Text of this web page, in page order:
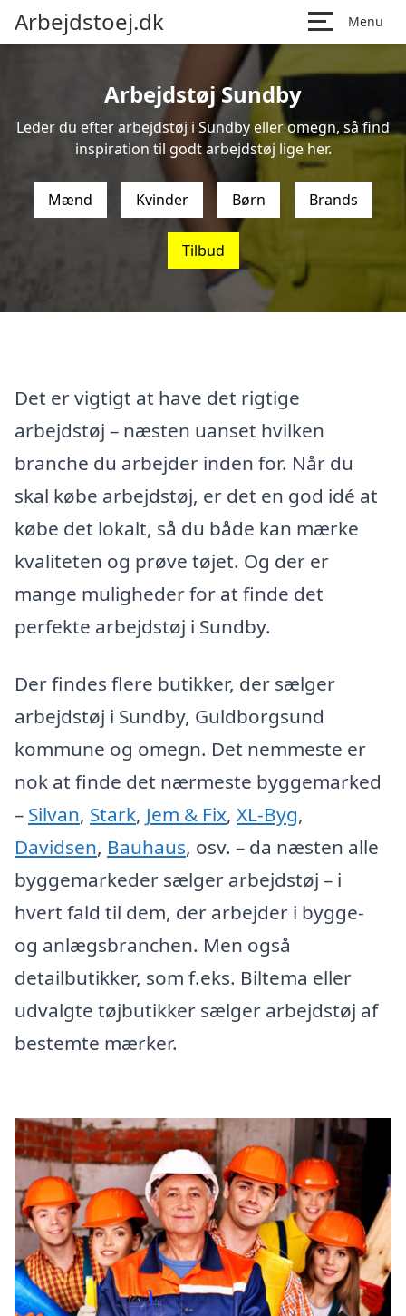
Arbejdstoej.dk Menu
Arbejdstøj Sundby
Leder du efter arbejdstøj i Sundby eller omegn, så find
inspiration til godt arbejdstøj lige her.
Mænd Kvinder Børn Brands
Tilbud
Det er vigtigt at have det rigtige
arbejdstøj – næsten uanset hvilken
branche du arbejder inden for. Når du
skal købe arbejdstøj, er det en god idé at
købe det lokalt, så du både kan mærke
kvaliteten og prøve tøjet. Og der er
mange muligheder for at finde det
perfekte arbejdstøj i Sundby.
Der findes flere butikker, der sælger
arbejdstøj i Sundby, Guldborgsund
kommune og omegn. Det nemmeste er
nok at finde det nærmeste byggemarked
– Silvan, Stark, Jem & Fix, XL-Byg,
Davidsen, Bauhaus, osv. – da næsten alle
byggemarkeder sælger arbejdstøj – i
hvert fald til dem, der arbejder i bygge-
og anlægsbranchen. Men også
detailbutikker, som f.eks. Biltema eller
udvalgte tøjbutikker sælger arbejdstøj af
bestemte mærker.